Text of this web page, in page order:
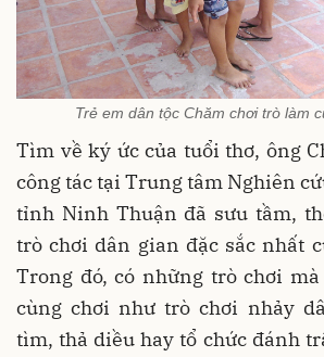
Trẻ em dân tộc Chăm chơi trò làm
Tìm về ký ức của tuổi thơ, ông
công tác tại Trung tâm Nghiên
tỉnh Ninh Thuận đã sưu tầm,
trò chơi dân gian đặc sắc nhất
Trong đó, có những trò chơi
cùng chơi như trò chơi nhảy
tìm, thả diều hay tổ chức đánh